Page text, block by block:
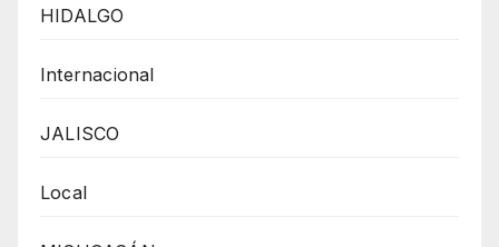
HIDALGO
Internacional
JALISCO
Local